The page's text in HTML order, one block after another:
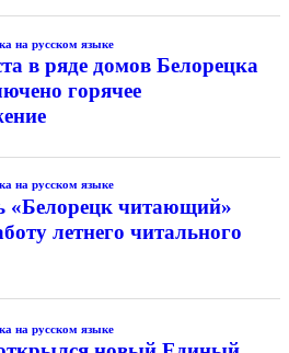
на русском языке
в ряде домов Белорецка
горячее
на русском языке
«Белорецк читающий»
летнего читального
на русском языке